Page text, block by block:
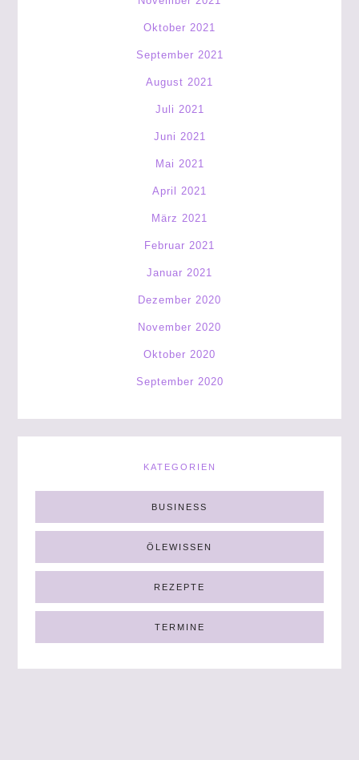
Oktober 2021
September 2021
August 2021
Juli 2021
Juni 2021
Mai 2021
April 2021
März 2021
Februar 2021
Januar 2021
Dezember 2020
November 2020
Oktober 2020
September 2020
KATEGORIEN
BUSINESS
ÖLEWISSEN
REZEPTE
TERMINE